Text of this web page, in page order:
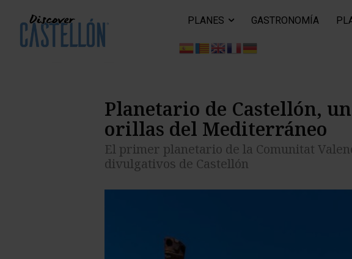
PLANES GASTRONOMÍA
El primer planetario de la Comunitat
Planetario de Castellón,
orillas del Mediterráneo
El primer planetario de la Comunitat
divulgativos de Castellón